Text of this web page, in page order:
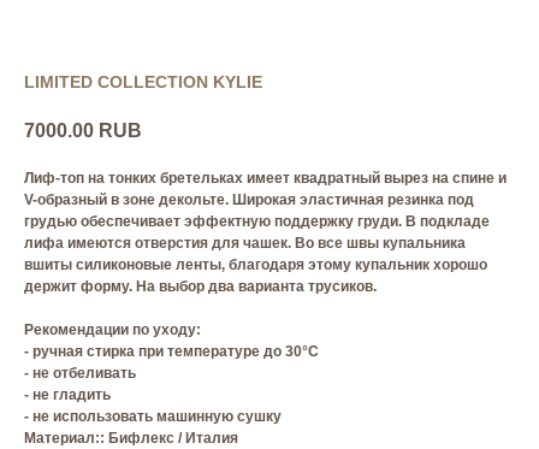
LIMITED COLLECTION KYLIE
7000.00 RUB
Лиф-топ на тонких бретельках имеет квадратный вырез на спине и
V-образный в зоне декольте. Широкая эластичная резинка под
грудью обеспечивает эффектную поддержку груди. В подкладе
лифа имеются отверстия для чашек. Во все швы купальника
вшиты силиконовые ленты, благодаря этому купальник хорошо
держит форму. На выбор два варианта трусиков.
Рекомендации по уходу:
- ручная стирка при температуре до 30°C
- не отбеливать
- не гладить
- не использовать машинную сушку
Материал:: Бифлекс / Италия